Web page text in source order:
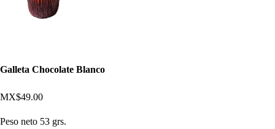
Galleta Chocolate Blanco
MX$49.00
Peso neto 53 grs.